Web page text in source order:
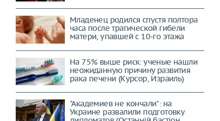
Младенец родился спустя полтора
часа после трагической гибели
матери, упавшей с 10-го этажа
На 75% выше риск: ученые нашли
неожиданную причину развития
рака печени (Курсор, Израиль)
"Академиев не кончали": на
Украине развалили подготовку